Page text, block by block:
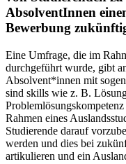
AbsolventInnen
Bewerbung
Eine Umfrage, die im
durchgeführt wurde, gibt
Absolvent*innen mit
sind skills wie z. B.
Rahmen eines
Studierende darauf
werden und dies bei
artikulieren und ein